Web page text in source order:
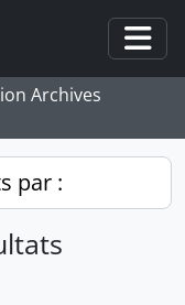
Archives
par :